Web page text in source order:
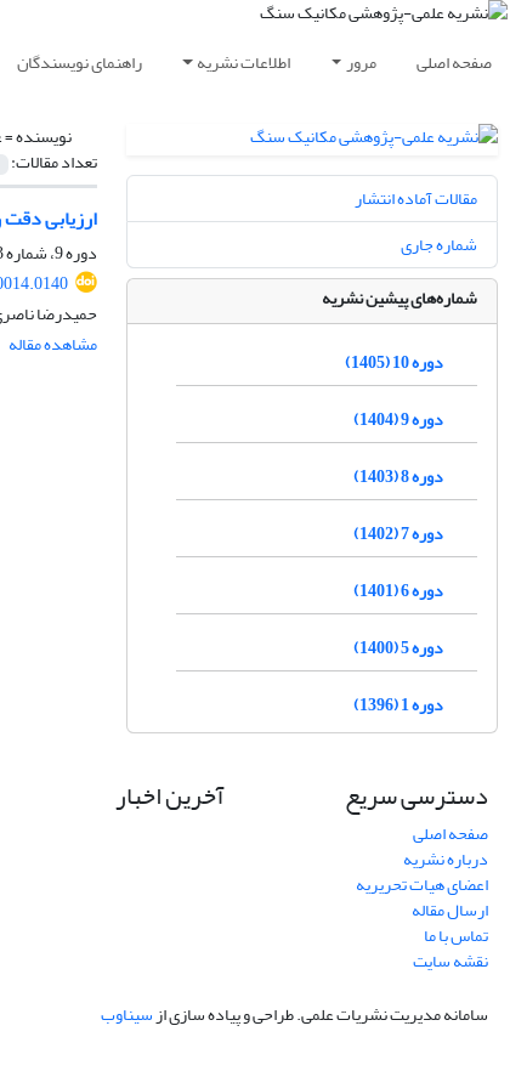
صفحه اصلی مرور اطلاعات نشریه راهنمای نویسندگان
نویسنده =
تعداد مقالات:
ارزیابی
دوره 9، شماره 3، پاییز 1404، صفحه
حمیدرضا
مشاهده مقاله
مقالات آماده انتشار
شماره جاری
شماره‌های پیشین نشریه
دوره 10 (1405)
دوره 9 (1404)
دوره 8 (1403)
دوره 7 (1402)
دوره 6 (1401)
دوره 5 (1400)
دوره 1 (1396)
دسترسی سریع
صفحه اصلی
درباره نشریه
اعضای هیات تحریریه
ارسال مقاله
تماس با ما
نقشه سایت
آخرین اخبار
سامانه مدیریت نشریات علمی.طراحی و پیاده سازی ازسیناوب